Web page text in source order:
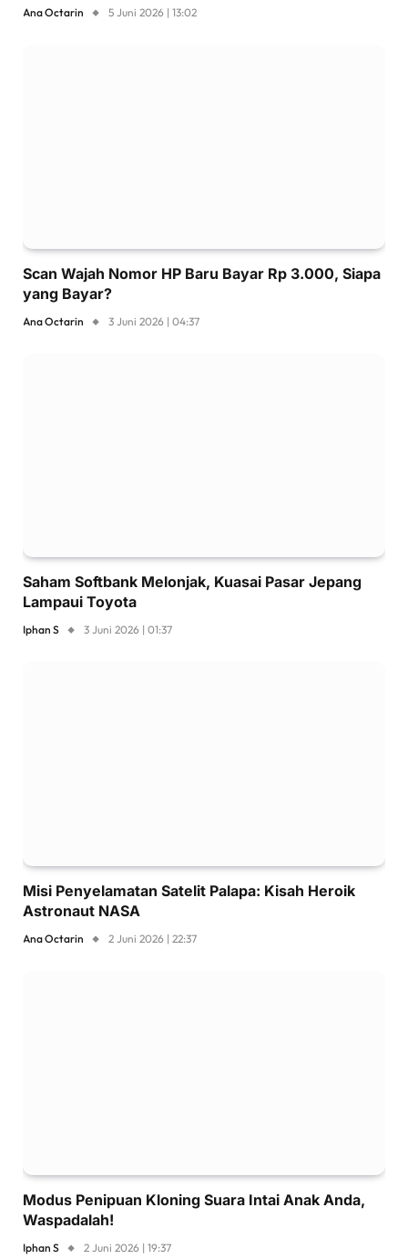
Ana Octarin 5 Juni 2026 | 13:02
Scan Wajah Nomor HP Baru Bayar Rp 3.000, Siapa
yang Bayar?
Ana Octarin 3 Juni 2026 | 04:37
Saham Softbank Melonjak, Kuasai Pasar Jepang
Lampaui Toyota
Iphan S 3 Juni 2026 | 01:37
Misi Penyelamatan Satelit Palapa: Kisah Heroik
Astronaut NASA
Ana Octarin 2 Juni 2026 | 22:37
Modus Penipuan Kloning Suara Intai Anak Anda,
Waspadalah!
Iphan S 2 Juni 2026 | 19:37